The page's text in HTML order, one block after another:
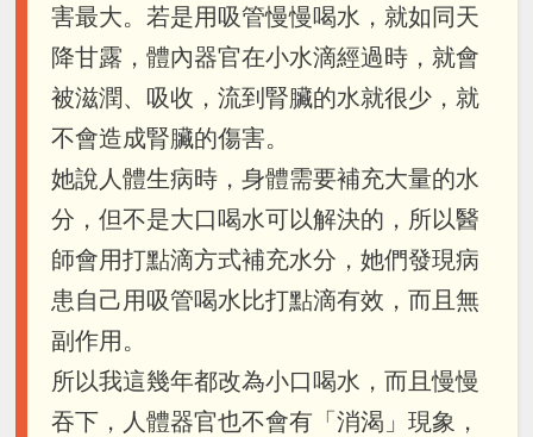
害最大。若是用吸管慢慢喝水，就如同天
降甘露，體內器官在小水滴經過時，就會
被滋潤、吸收，流到腎臟的水就很少，就
不會造成腎臟的傷害。
她說人體生病時，身體需要補充大量的水
分，但不是大口喝水可以解決的，所以醫
師會用打點滴方式補充水分，她們發現病
患自己用吸管喝水比打點滴有效，而且無
副作用。
所以我這幾年都改為小口喝水，而且慢慢
吞下，人體器官也不會有「消渴」現象，